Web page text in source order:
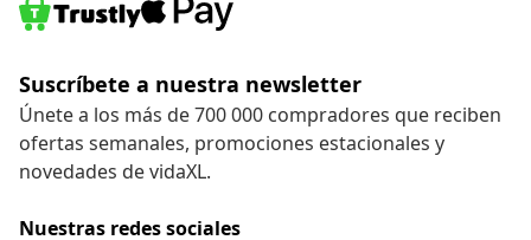
Suscríbete a nuestra newsletter
Únete a los más de 700 000 compradores que reciben
ofertas semanales, promociones estacionales y
novedades de vidaXL.
Nuestras redes sociales